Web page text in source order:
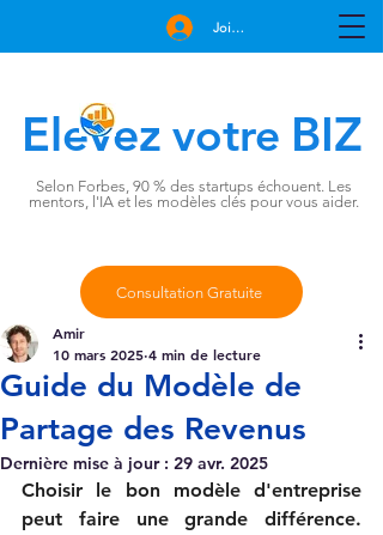
Elevez votre BIZ
Selon Forbes, 90 % des startups échouent. Les
mentors, l'IA et les modèles clés pour vous aider.
Consultation Gratuite
Join Free
Guide du Modèle de
Partage des Revenus
Amir
10 mars 2025 4 min de lecture
Dernière mise à jour : 29 avr. 2025
Choisir le bon modèle d'entreprise
peut faire une grande différence.